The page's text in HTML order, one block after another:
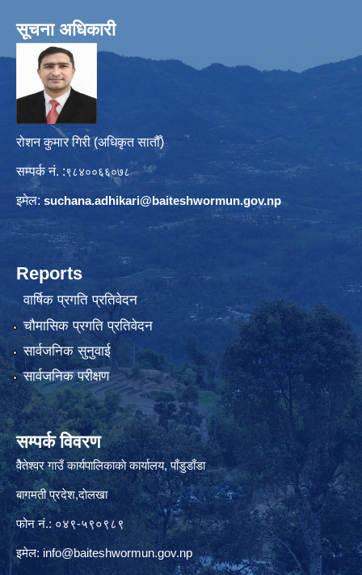
सूचना अधिकारी
रोशन कुमार गिरी (अधिकृत सातौँ)
सम्पर्क नं. :९८४००६६०७८
इमेल: suchana.adhikari@baiteshwormun.gov.np
Reports
वार्षिक प्रगति प्रतिवेदन
चौमासिक प्रगति प्रतिवेदन
सार्वजनिक सुनुवाई
सार्वजनिक परीक्षण
सम्पर्क विवरण
वैेतेश्वर गाउँ कार्यपालिकाकाे कार्यालय, पाँडुडाँडा
बागमती‌ प्रदेश,दाेलखा
फोन नं.: ०४९-५९०९८९
इमेल: info@baiteshwormun.gov.np